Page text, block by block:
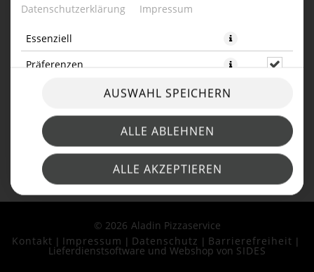
Datenschutzerklärung
Impressum
Essenziell
Präferenzen
AUSWAHL SPEICHERN
ALLE ABLEHNEN
ALLE AKZEPTIEREN
© 2026 Aladin Pizzaservice
Kontakt
Impressum Datenschutz Barrierefreiheit
Lieferdienstsoftware und Webshop von SIDES